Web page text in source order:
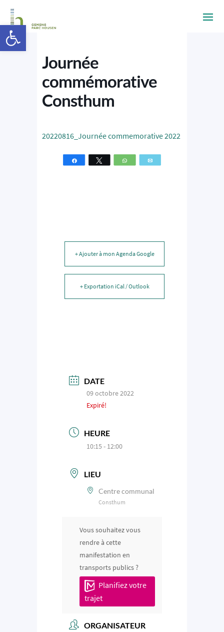
Journée
commémorative
Consthum
20220816_Journée commemorative 2022
Partagez Tweetez WhatsApp
+ Ajouter à mon Agenda Google
+ Exportation iCal / Outlook
DATE
09 octobre 2022
Expiré!
HEURE
10:15 - 12:00
LIEU
Centre communal
Consthum
Vous souhaitez vous
rendre à cette
manifestation en
transports publics ?
Planifiez votre
trajet
ORGANISATEUR
Ouvrir la barre d’outils